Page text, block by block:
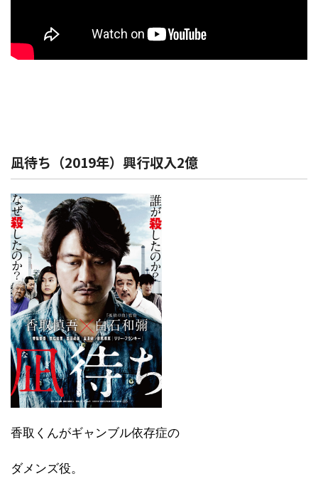
凪待ち（2019年）興行収入2億
香取くんがギャンブル依存症の
ダメンズ役。